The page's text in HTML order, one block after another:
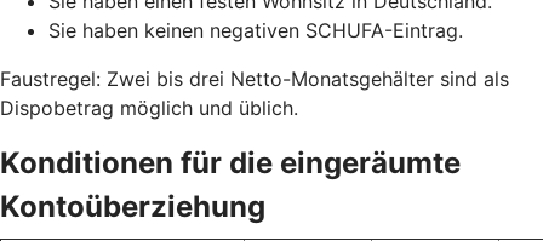
Sie haben keinen negativen SCHUFA-Eintrag.
Faustregel: Zwei bis drei Netto-Monatsgehälter sind als
Dispobetrag möglich und üblich.
Konditionen für die eingeräumte
Kontoüberziehung